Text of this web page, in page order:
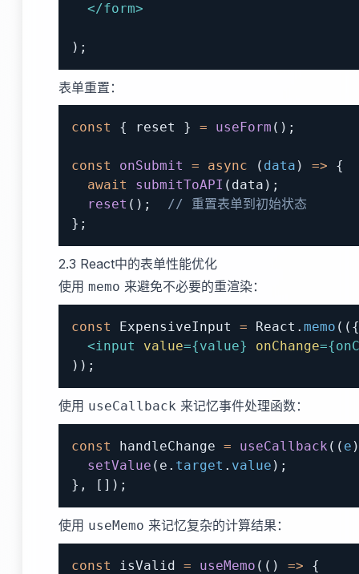
</form>
) ;
表单重置：
const { reset } = useForm ( ) ;
const onSubmit = async ( data ) =>
{
await
submitToAPI ( data ) ;
reset ( ) ;
// 重置表单到初始状态
} ;
2.3 React中的表单性能优化
使用 memo 来避免不必要的重渲染：
const ExpensiveInput = React . memo ( ( {
<input value={value} onChange={
) ) ;
使用 useCallback 来记忆事件处理函数：
const handleChange = useCallback ( ( e )
setValue ( e . target . value ) ;
} , [ ] ) ;
使用 useMemo 来记忆复杂的计算结果：
const isValid = useMemo ( ( ) =>
{